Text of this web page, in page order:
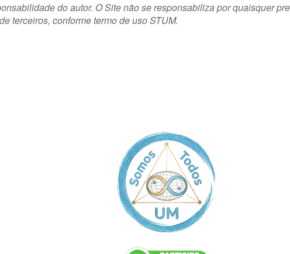
do autor. O Site não se responsabiliza por quaisquer
terceiros, conforme termo de uso STUM.